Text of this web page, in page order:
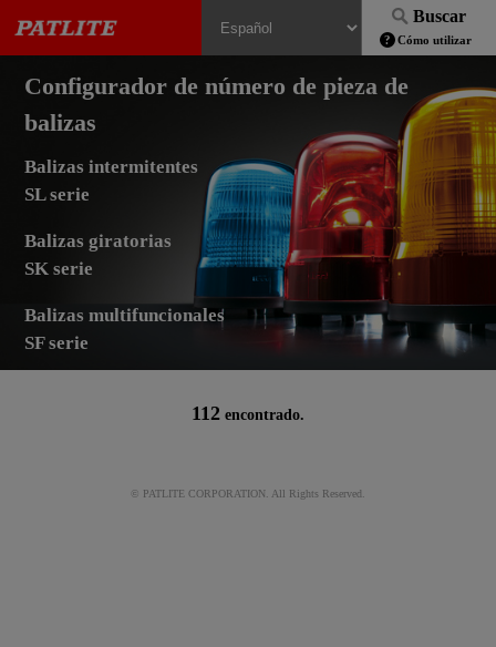
Buscar
Cómo utilizar
Configurador de número de pieza de
balizas
Balizas intermitentes
SL serie
Balizas giratorias
SK serie
Balizas multifuncionales
SF serie
112 encontrado.
© PATLITE CORPORATION. All Rights Reserved.